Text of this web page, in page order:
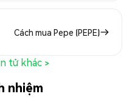
Cách mua Pepe (PEPE)
tử khác >
nhiệm